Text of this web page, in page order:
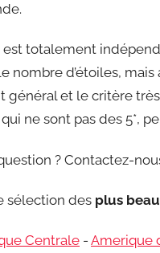
totalement
nombre d’étoiles, mais
général et le critère
ne sont pas des 5*,
? Contactez-
sélection des plus
Centrale - Amerique